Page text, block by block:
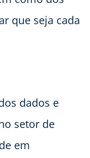
que seja cada
dados e
setor de
em